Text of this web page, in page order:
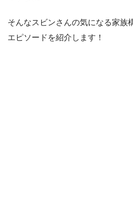
そんなスビンさんの気になる家族
エピソードを紹介します！